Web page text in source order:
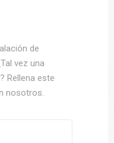
de
vez una
Rellena este
nosotros.